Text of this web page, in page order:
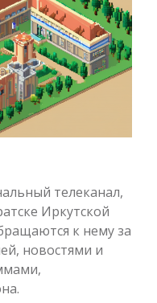
телеканал,
Иркутской
к нему за
новостями и